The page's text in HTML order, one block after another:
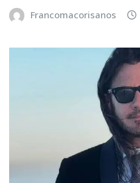
Francomacorisanos